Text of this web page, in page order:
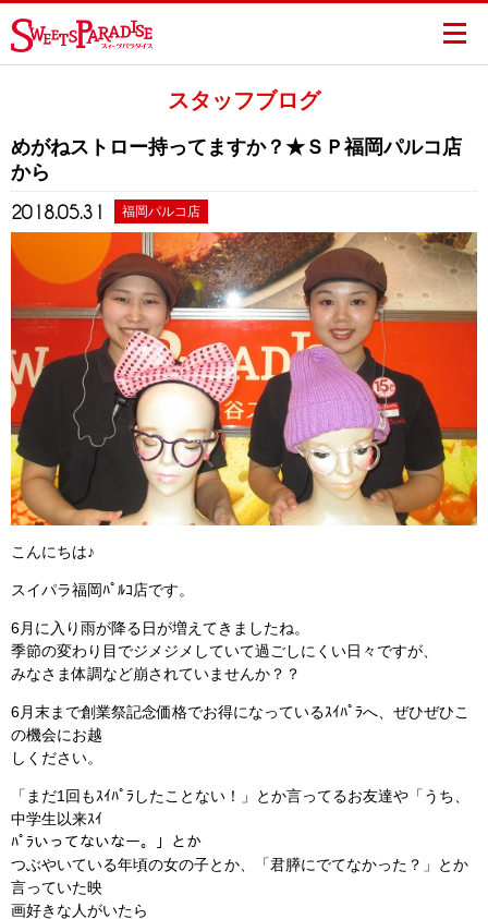
スタッフブログ
めがねストロー持ってますか？★ＳＰ福岡パルコ店
から
2018.05.31 福岡パルコ店
こんにちは♪
スイパラ福岡ﾊﾟﾙｺ店です。
6月に入り雨が降る日が増えてきましたね。
季節の変わり目でジメジメしていて過ごしにくい日々ですが、
みなさま体調など崩されていませんか？？
6月末まで創業祭記念価格でお得になっているｽｲﾊﾟﾗへ、ぜひぜひこ
の機会にお越
しください。
「まだ1回もｽｲﾊﾟﾗしたことない！」とか言ってるお友達や「うち、
中学生以来ｽｲ
ﾊﾟﾗいってないなー。」とか
つぶやいている年頃の女の子とか、「君膵にでてなかった？」とか
言っていた映
画好きな人がいたら